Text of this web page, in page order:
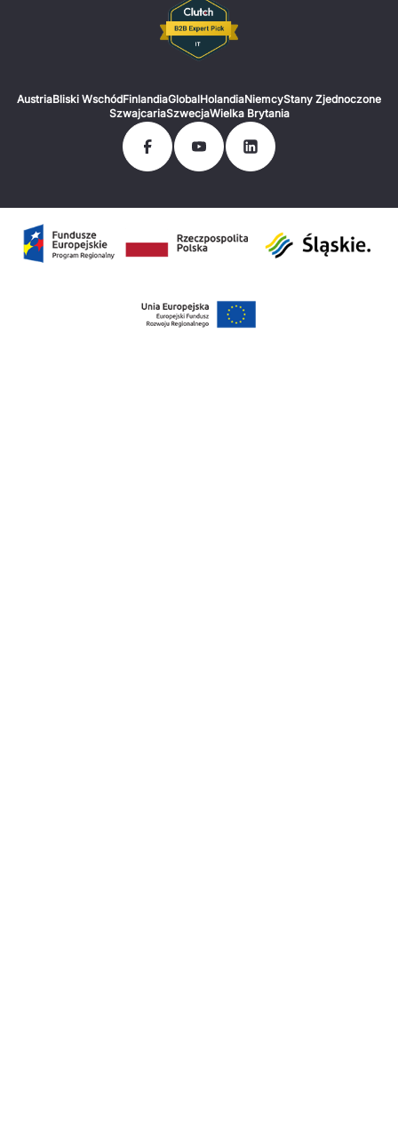
AustriaBliski WschódFinlandiaGlobalHolandiaNiemcyStany Zjednoczone
SzwajcariaSzwecjaWielka Brytania